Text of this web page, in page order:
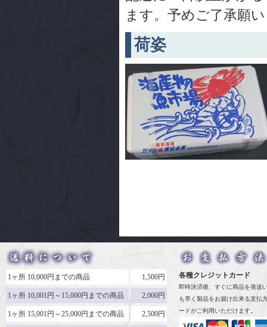
ます。予めご了承願
荷姿
1ヶ所 10,000円までの商品 1,500円
1ヶ所 10,001円～15,000円までの商品 2,000円
1ヶ所 15,001円～25,000円までの商品 2,500円
各種クレジットカード
即時決済後、すぐに商品を発送
も早く製品をお届け出来る支払
ードがご利用いただけます。